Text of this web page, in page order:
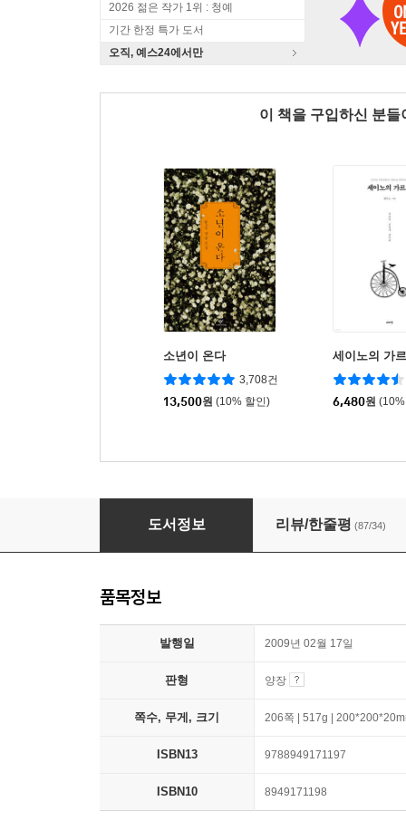
2026 젊은 작가 1위 : 청예
기간 한정 특가 도서
오직, 예스24에서만
이 책을 구입하신 분
소년이 온다
3,708건
13,500원 (10% 할인)
세이노의 가
6,480원
에드워드 툴레인의 신기한 여행
도서정보 리뷰/한줄평 (87/34)
품목정보
발행일 2009년 02월 17일
판형 양장
쪽수, 무게, 크기 206쪽 | 517g |
ISBN13 9788949171197
ISBN10 8949171198